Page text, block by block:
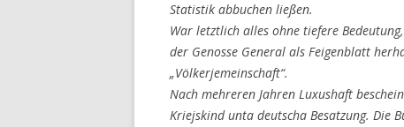
Statistik abbuchen ließen.
War letztlich alles ohne tiefere
der Genosse General als Feigenblatt
„Völkerjemeinschaft“.
Nach mehreren Jahren Luxushaft
Kriejskind unta deutscha Besatzung. Die